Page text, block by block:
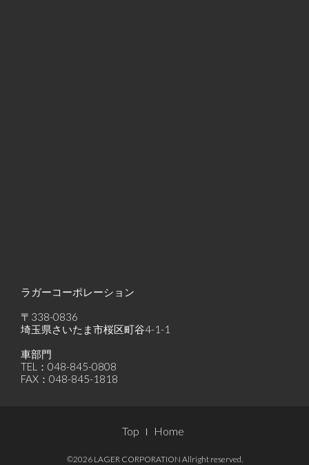
ラガーコーポレーション
〒338-0836
埼玉県さいたま市桜区町谷4-1-1
車部門
TEL：048-845-0808
FAX：048-845-1818
Menu
Top Home
©2026 LAGER CORPORATION Allright reserved.